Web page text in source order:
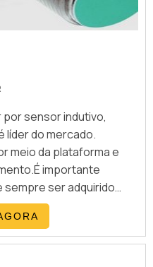
sensor indutivo,
líder do mercado.
meio da plataforma e
importante
ser adquirido
no segmento. Esse
a qualidade e
de evitar prejuízos